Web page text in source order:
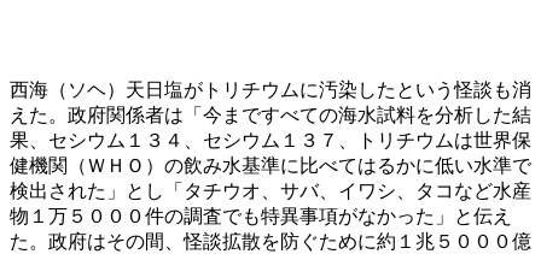
西海（ソヘ）天日塩がトリチウムに汚染したという怪談も消
えた。政府関係者は「今まですべての海水試料を分析した結
果、セシウム１３４、セシウム１３７、トリチウムは世界保
健機関（ＷＨＯ）の飲み水基準に比べてはるかに低い水準で
検出された」とし「タチウオ、サバ、イワシ、タコなど水産
物１万５０００件の調査でも特異事項がなかった」と伝え
た。政府はその間、怪談拡散を防ぐために約１兆５０００億